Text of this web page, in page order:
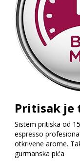
Pritisak je
Sistem pritiska od
espresso
otkrivene arome.
gurmanska pića